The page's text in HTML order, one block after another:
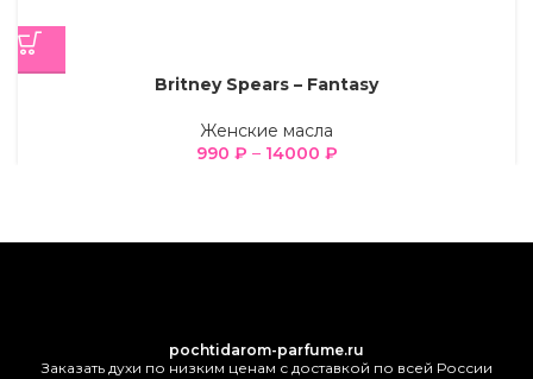
Britney Spears – Fantasy
Женские масла
990 ₽ – 14000 ₽
pochtidarom-parfume.ru
Заказать духи по низким ценам с доставкой по всей России